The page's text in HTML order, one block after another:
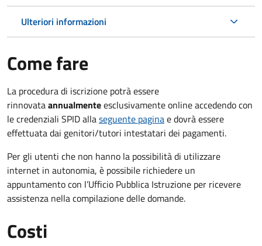
Ulteriori informazioni
Come fare
La procedura di iscrizione potrà essere
rinnovataannualmenteesclusivamente online accedendo con
le credenziali SPID allaseguente paginae dovrà essere
effettuata dai genitori/tutori intestatari dei pagamenti.
Per gli utenti che non hanno la possibilità di utilizzare
internet in autonomia, è possibile richiedere un
appuntamento con l’Ufficio Pubblica Istruzione per ricevere
assistenza nella compilazione delle domande.
Costi